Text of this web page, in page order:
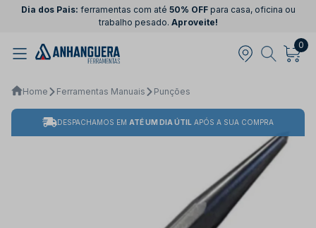
Dia dos Pais: ferramentas com até 50% OFFpara casa, oficina ou
trabalho pesado. Aproveite!
0
Home Ferramentas Manuais Punções
DESPACHAMOS EM ATÉ UM DIA ÚTIL APÓS A SUA COMPRA